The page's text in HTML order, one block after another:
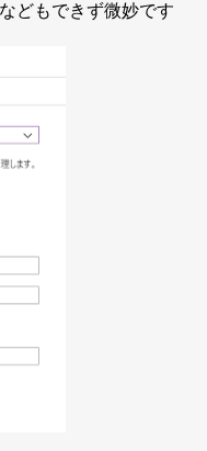
どもできず微妙です